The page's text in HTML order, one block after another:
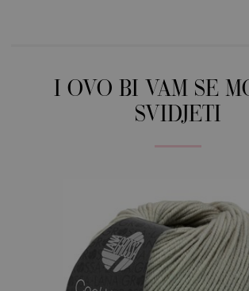
I OVO BI VAM SE
SVIDJETI